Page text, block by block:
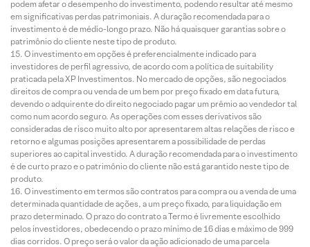
podem afetar o desempenho do investimento, podendo resultar até mesmo
em significativas perdas patrimoniais. A duração recomendada para o
investimento é de médio-longo prazo. Não há quaisquer garantias sobre o
patrimônio do cliente neste tipo de produto.
O investimento em opções é preferencialmente indicado para
investidores de perfil agressivo, de acordo com a política de suitability
praticada pela XP Investimentos. No mercado de opções, são negociados
direitos de compra ou venda de um bem por preço fixado em data futura,
devendo o adquirente do direito negociado pagar um prêmio ao vendedor tal
como num acordo seguro. As operações com esses derivativos são
consideradas de risco muito alto por apresentarem altas relações de risco e
retorno e algumas posições apresentarem a possibilidade de perdas
superiores ao capital investido. A duração recomendada para o investimento
é de curto prazo e o patrimônio do cliente não está garantido neste tipo de
produto.
O investimento em termos são contratos para compra ou a venda de uma
determinada quantidade de ações, a um preço fixado, para liquidação em
prazo determinado. O prazo do contrato a Termo é livremente escolhido
pelos investidores, obedecendo o prazo mínimo de 16 dias e máximo de 999
dias corridos. O preço será o valor da ação adicionado de uma parcela